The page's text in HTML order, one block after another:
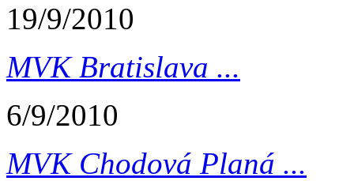
19/9/2010
MVK Bratislava ...
6/9/2010
MVK Chodová Planá ...